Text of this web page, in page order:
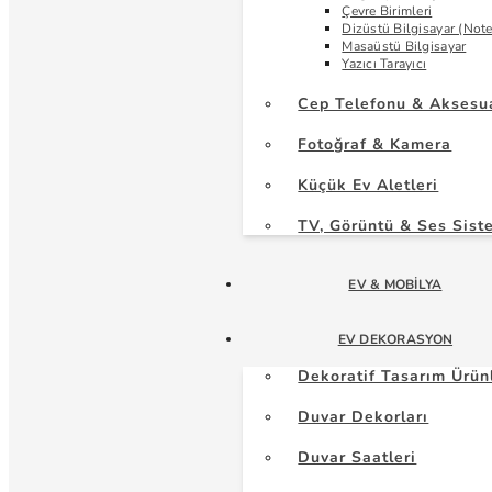
Çevre Birimleri
Dizüstü Bilgisayar
Masaüstü Bilgisayar
Yazıcı Tarayıcı
Cep Telefonu &
Fotoğraf & Kamera
Küçük Ev Aletleri
TV, Görüntü & Ses
EV & MOBILYA
EV DEKORASYON
Dekoratif Tasarım
Duvar Dekorları
Duvar Saatleri